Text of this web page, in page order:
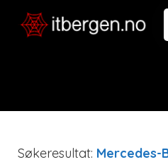
Søkeresultat: Mercedes-